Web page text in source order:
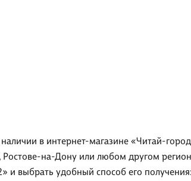
наличии в интернет-магазине «Читай-
на-Дону или любом другом
и выбрать удобный способ его